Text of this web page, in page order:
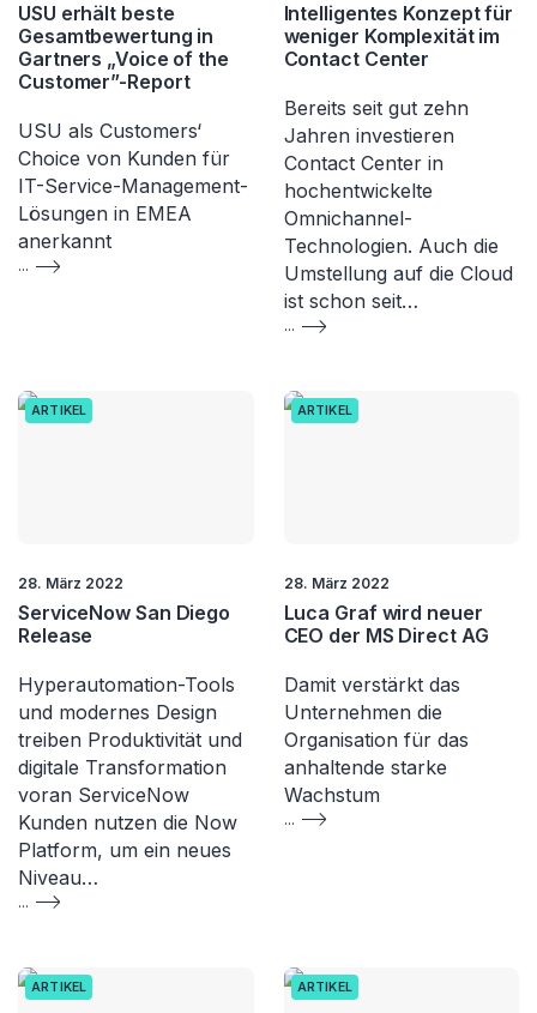
USU erhält beste
Gesamtbewertung in
Gartners „Voice of the
Customer”-Report
USU als Customers‘
Choice von Kunden für
IT-Service-Management-
Lösungen in EMEA
anerkannt
...
Intelligentes Konzept für
weniger Komplexität im
Contact Center
Bereits seit gut zehn
Jahren investieren
Contact Center in
hochentwickelte
Omnichannel-
Technologien. Auch die
Umstellung auf die Cloud
ist schon seit…
...
ARTIKEL
28. März 2022
ServiceNow San Diego
Release
Hyperautomation-Tools
und modernes Design
treiben Produktivität und
digitale Transformation
voran ServiceNow
Kunden nutzen die Now
Platform, um ein neues
Niveau…
...
ARTIKEL
28. März 2022
Luca Graf wird neuer
CEO der MS Direct AG
Damit verstärkt das
Unternehmen die
Organisation für das
anhaltende starke
Wachstum
...
ARTIKEL ARTIKEL